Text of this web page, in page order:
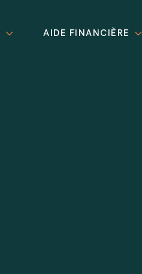
AIDE FINANCIÈRE